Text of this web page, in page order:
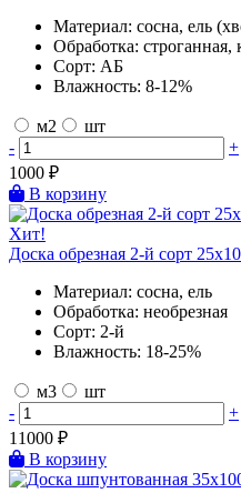
Материал: сосна, ель
Обработка: строганная,
Сорт: АБ
Влажность: 8-12%
м2
шт
-
+
1000 ₽
В корзину
Хит!
Доска обрезная 2-й сорт
Материал: сосна, ель
Обработка: необрезная
Сорт: 2-й
Влажность: 18-25%
м3
шт
-
+
11000 ₽
В корзину